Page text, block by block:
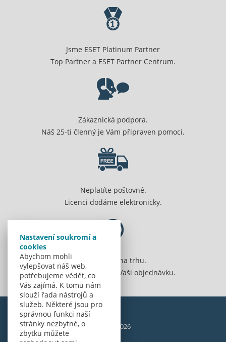
Nastavení soukromí a
cookies
Abychom mohli
vylepšovat náš web,
potřebujeme vědět, co
Vás zajímá. K tomu nám
slouží řada nástrojů a
služeb. Některé jsou pro
správnou funkci naší
stránky nezbytné, o
zbytku můžete
Jsme ESET Platinum Partner
Top Partner a ESET Partner Centrum.
Zákaznická podpora.
Náš 25-ti členný je Vám připraven pomoci.
Neplatíte poštovné.
Licenci dodáme elektronicky.
Jsme 20 let na trhu.
Spolehlivě vyřídíme Vaši objednávku.
© Amenit Software Solutions, 1998 - 2026
Powered bynopCommerce